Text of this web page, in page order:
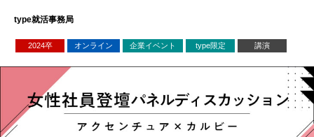
type就活事務局
2024卒 オンライン 企業イベント type限定 講演